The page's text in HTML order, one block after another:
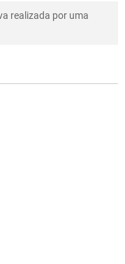
realizada por uma